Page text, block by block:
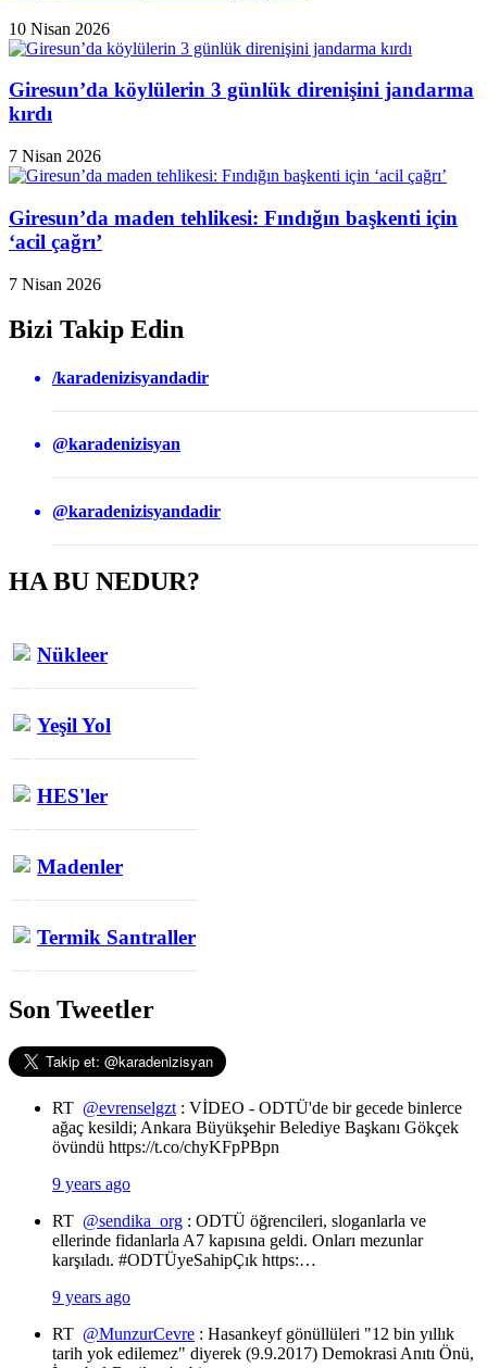
10 Nisan 2026
Giresun’da köylülerin 3 günlük direnişini jandarma
kırdı
7 Nisan 2026
Giresun’da maden tehlikesi: Fındığın başkenti için
‘acil çağrı’
7 Nisan 2026
Bizi Takip Edin
/karadenizisyandadir
@karadenizisyan
@karadenizisyandadir
HA BU NEDUR?
Nükleer
Yeşil Yol
HES'ler
Madenler
Termik Santraller
Son Tweetler
RT @evrenselgzt : VİDEO - ODTÜ'de bir gecede binlerce
ağaç kesildi; Ankara Büyükşehir Belediye Başkanı Gökçek
övündü https://t.co/chyKFpPBpn
9 years ago
RT @sendika_org : ODTÜ öğrencileri, sloganlarla ve
ellerinde fidanlarla A7 kapısına geldi. Onları mezunlar
karşıladı. #ODTÜyeSahipÇık https:…
9 years ago
RT @MunzurCevre : Hasankeyf gönüllüleri "12 bin yıllık
tarih yok edilemez" diyerek (9.9.2017) Demokrasi Anıtı Önü,